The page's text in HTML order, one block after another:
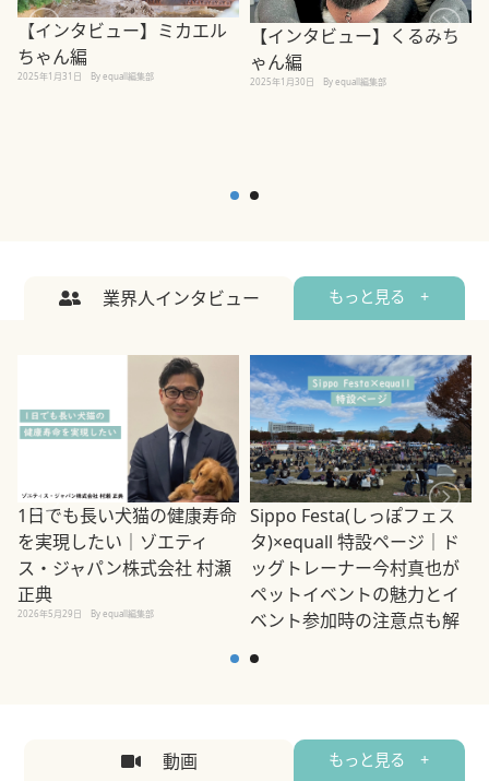
【インタビュー】ミカエル
ちゃん編
2025年1月31日 By equall編集部
【インタビュー】くるみち
ゃん編
2025年1月30日 By equall編集部
業界人インタビュー もっと見る +
1日でも長い犬猫の健康寿命
を実現したい｜ゾエティ
ス・ジャパン株式会社 村瀬
正典
2026年5月29日 By equall編集部
Sippo Festa(しっぽフェス
タ)×equall 特設ページ｜ド
ッグトレーナー今村真也が
ペットイベントの魅力とイ
ベント参加時の注意点も解
2026年5月12日
動画 もっと見る +